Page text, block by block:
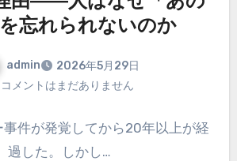
忘れられないのか
admin
2026年5月29日
コメントはまだありません
事件が発覚してから20年以上が経
過した。しかし…